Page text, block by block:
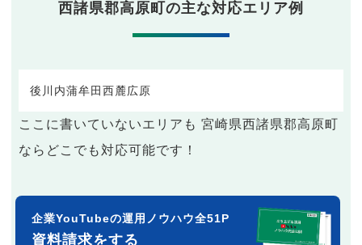
西諸県郡高原町の主な対応エリア例
後川内蒲牟田西麓広原
ここに書いていないエリアも 宮崎県西諸県郡高原町
ならどこでも対応可能です！
企業YouTubeの運用ノウハウ全51P
資料請求をする